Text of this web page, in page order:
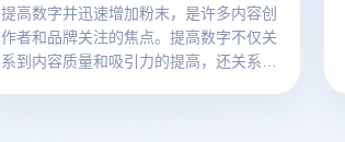
提高数字并迅速增加粉末，是许多内容创
作者和品牌关注的焦点。提高数字不仅关
系到内容质量和吸引力的提高，还关系到